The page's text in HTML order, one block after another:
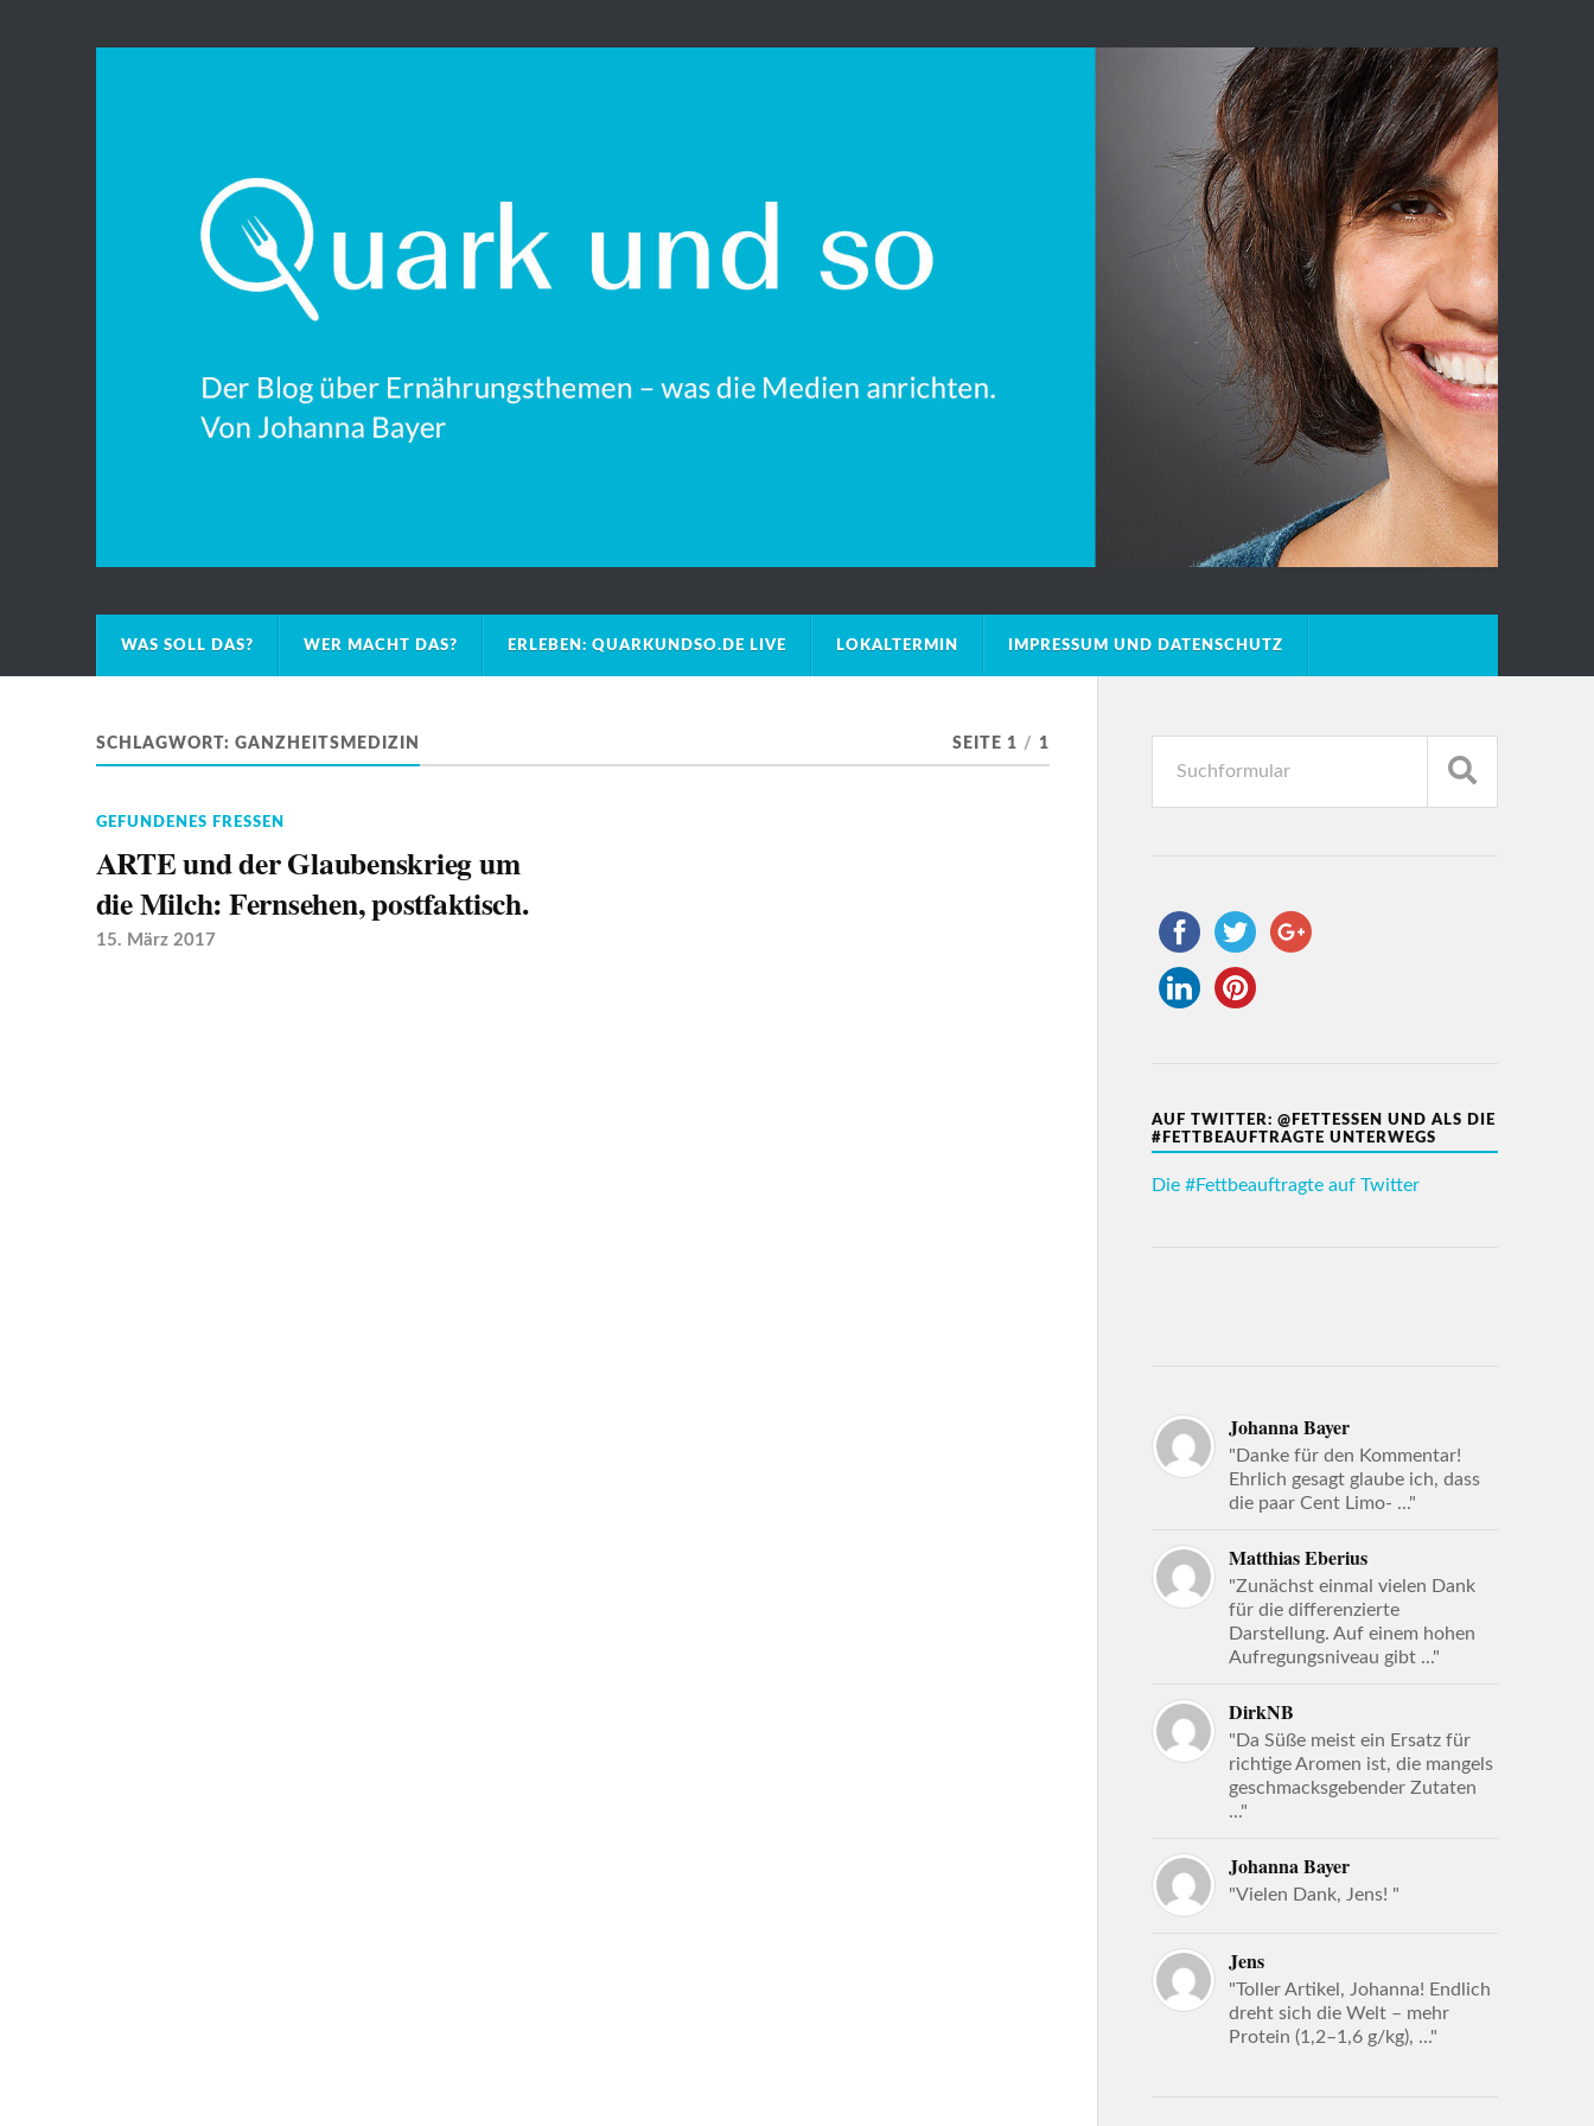
WAS SOLL DAS? WER MACHT DAS? ERLEBEN: QUARKUNDSO.DE LIVE LOKALTERMIN IMPRESSUM UND DATENSCHUTZ
SCHLAGWORT: GANZHEITSMEDIZIN SEITE 1 / 1
GEFUNDENES FRESSEN
ARTE und der Glaubenskrieg um
die Milch: Fernsehen, postfaktisch.
15. März 2017
AUF TWITTER: @FETTESSEN UND ALS DIE
#FETTBEAUFTRAGTE UNTERWEGS
Die #Fettbeauftragte auf Twitter
Johanna Bayer
"Danke für den Kommentar!
Ehrlich gesagt glaube ich, dass
die paar Cent Limo- ..."
Matthias Eberius
"Zunächst einmal vielen Dank
für die differenzierte
Darstellung. Auf einem hohen
Aufregungsniveau gibt ..."
DirkNB
"Da Süße meist ein Ersatz für
richtige Aromen ist, die mangels
geschmacksgebender Zutaten
..."
Johanna Bayer
"Vielen Dank, Jens! "
Jens
"Toller Artikel, Johanna! Endlich
dreht sich die Welt – mehr
Protein (1,2–1,6 g/kg), ..."